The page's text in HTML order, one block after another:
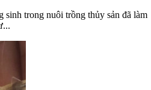
sinh trong nuôi trồng thủy sản đã làm